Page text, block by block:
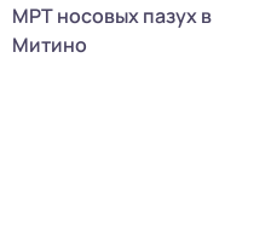
МРТ носовых пазух в
Митино